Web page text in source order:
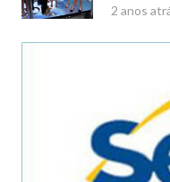
2 anos